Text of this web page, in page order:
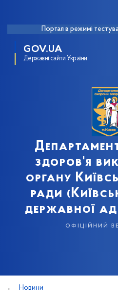
Портал в режимі
GOV.UA
Державні сайти України
здоров'я
органу
ради
державної
офіційний
Новини